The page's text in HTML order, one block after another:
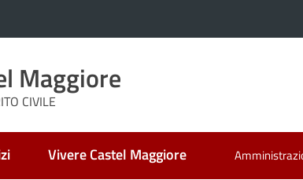
Maggiore
CIVILE
Vivere Castel Maggiore